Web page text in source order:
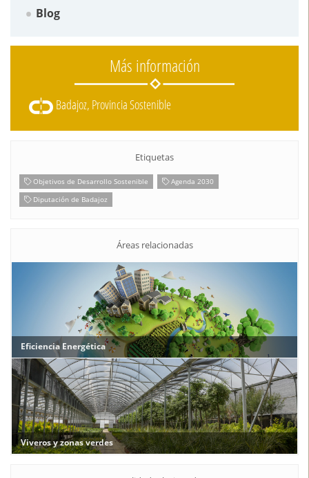
Blog
Más información
Badajoz, Provincia Sostenible
Etiquetas
Objetivos de Desarrollo Sostenible
Agenda 2030
Diputación de Badajoz
Áreas relacionadas
Eficiencia Energética
Viveros y zonas verdes